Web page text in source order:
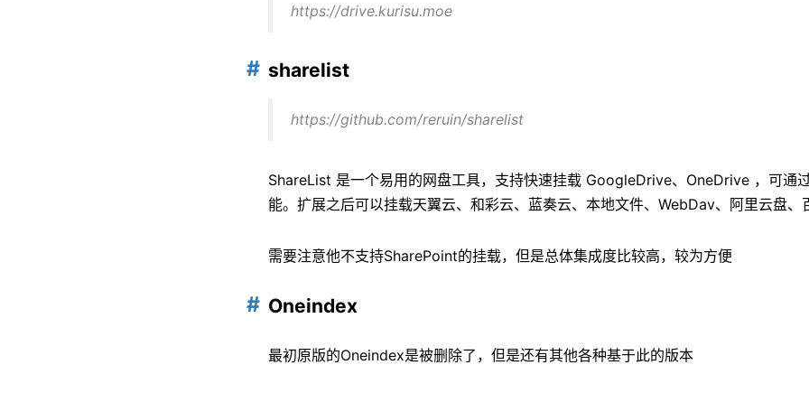
https://drive.kurisu.moe
sharelist
https://github.com/reruin/sharelist
ShareList 是一个易用的网盘工具，支持快速挂载 GoogleDrive、OneDrive ，可通
能。扩展之后可以挂载天翼云、和彩云、蓝奏云、本地文件、WebDav、阿里云盘、
需要注意他不支持SharePoint的挂载，但是总体集成度比较高，较为方便
Oneindex
最初原版的Oneindex是被删除了，但是还有其他各种基于此的版本